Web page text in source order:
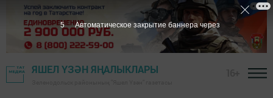
ЯШЕЛ ҮЗӘН ЯҢАЛЫКЛАРЫ
4 Автоматическое закрытие баннера через